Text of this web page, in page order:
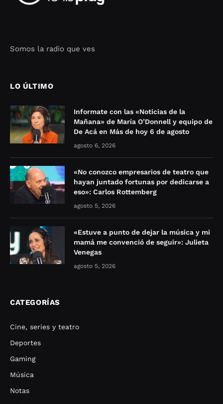
Somos la radio que ves
LO ÚLTIMO
Informate con las «Noticias de la
Mañana» de María O’Donnell y equipo de
De Acá en Más de hoy 6 de agosto
agosto 6, 2026
«No conozco empresarios de teatro que
hayan juntado fortunas por dedicarse a
eso»: Carlos Rottemberg
agosto 5, 2026
«Estuve a punto de dejar la música y mi
mamá me convenció de seguir»: Julieta
Venegas
agosto 5, 2026
CATEGORÍAS
Cine, series y teatro
Deportes
Gaming
Música
Notas